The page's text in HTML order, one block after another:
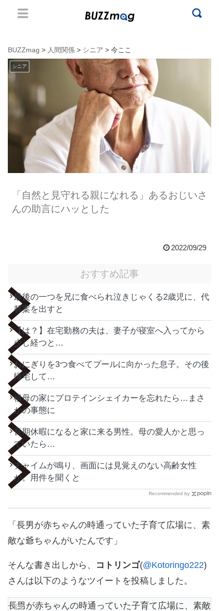
BUZZmag > 人間関係 > シニア > 今ここ
シニア
「自然と見守れる親になれる」あるおじいさ
んの助言にハッとした
2022/09/29
おすすめ記事
最後の一つを兄に食べられ泣きじゃくる2歳児に、代
替案を出すと
【は？】在宅勤務の夫は、妻子が寝室へ入ってから
少し経つと…
おにぎりを3つ食べてプールに向かった息子。その後
帰宅して…
祖母の家にプロテインシェイカーを忘れたら…まさ
かの事態に
長期休暇になると家に来る男性。母の愛人かと思っ
ていたら…
チャイムが鳴り、画面には見覚えのない高齢女性
が。用件を聞くと
Recommended by
「長男が赤ちゃんの時通っていた子育て広場に、素
敵な爺ちゃんがいたんです」
そんな書き出しから、 コトリンゴ(@Kotoringo222)
さんは以下のようなツイートを投稿しました。
長男が赤ちゃんの時通っていた子育て広場に、素敵